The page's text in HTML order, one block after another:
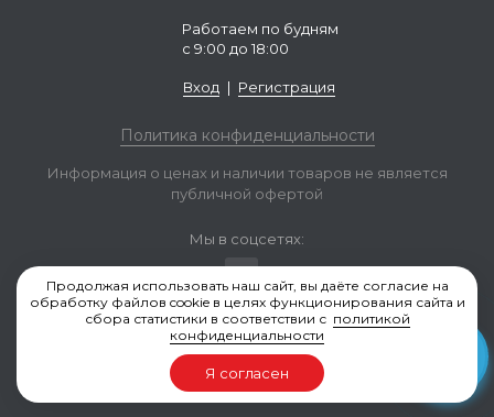
Работаем по будням
с 9:00 до 18:00
Вход | Регистрация
Политика конфиденциальности
Информация о ценах и наличии товаров не является
публичной офертой
Мы в соцсетях:
Valvestock.ru © 2006-2026, Москва
Разработка и продвижение сайта — Seo4profit
Продолжая использовать наш сайт, вы даёте согласие на
обработку файлов cookie в целях функционирования сайта и
сбора статистики в соответствии с политикой
конфиденциальности
Я согласен